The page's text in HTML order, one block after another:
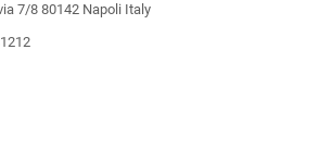
7/8 80142 Napoli Italy